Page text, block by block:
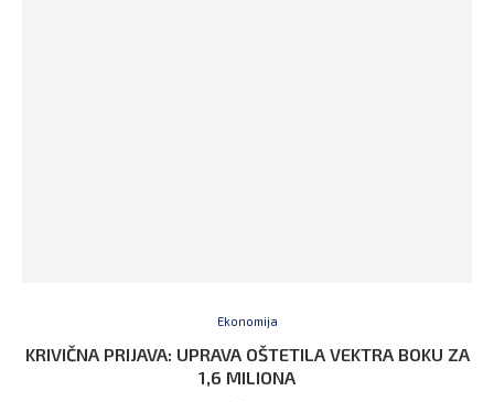
Ekonomija
KRIVIČNA PRIJAVA: UPRAVA OŠTETILA VEKTRA BOKU ZA
1,6 MILIONA